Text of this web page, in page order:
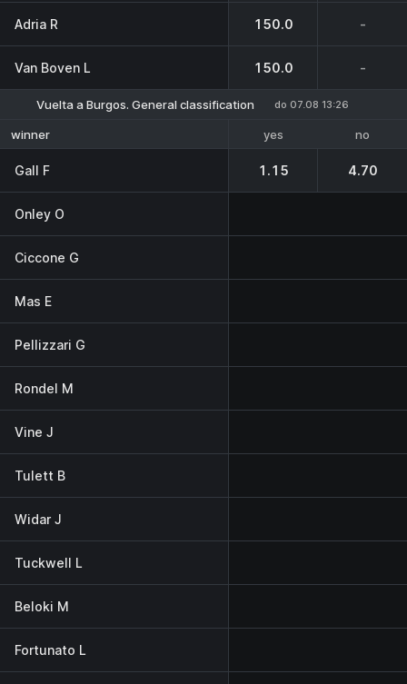
Adria R 150.0 -
Van Boven L 150.0 -
Vuelta a Burgos. General classification do 07.08 13:26
winner yes no
Gall F 1.15 4.70
Onley O
Ciccone G
Mas E
Pellizzari G
Rondel M
Vine J
Tulett B
Widar J
Tuckwell L
Beloki M
Fortunato L